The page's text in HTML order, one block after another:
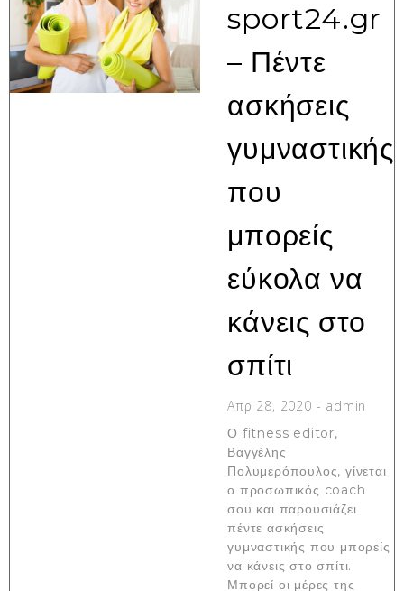
sport24.gr
– Πέντε
ασκήσεις
γυμναστικής
που
μπορείς
εύκολα να
κάνεις στο
σπίτι
Απρ 28, 2020 - admin
Ο fitness editor,
Βαγγέλης
Πολυμερόπουλος, γίνεται
ο προσωπικός coach
σου και παρουσιάζει
πέντε ασκήσεις
γυμναστικής που μπορείς
να κάνεις στο σπίτι.
Μπορεί οι μέρες της